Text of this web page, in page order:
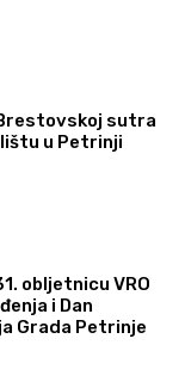
sutra
u Petrinji
obljetnicu VRO
i Dan
Grada Petrinje